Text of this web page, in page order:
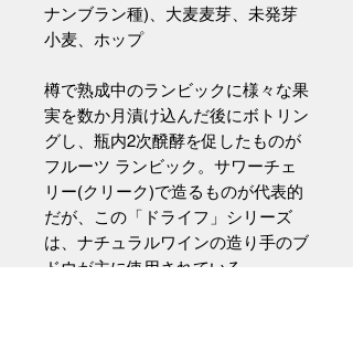
ナンブラン種)、大麦麦芽、未発芽
小麦、ホップ
樽で熟成中のランビックに様々な果
実を数か月漬け込んだ後にボトリン
グし、瓶内2次醗酵を促したものが
フルーツ ランビック。サワーチェ
リー(クリーク)で造るものが代表的
だが、この「ドライフ」シリーズ
は、ナチュラルワインの造り手のブ
ドウが主に使用されている。